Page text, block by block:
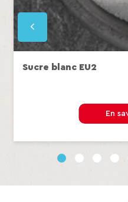
Sucre blanc EU2
En
1 2 3 4